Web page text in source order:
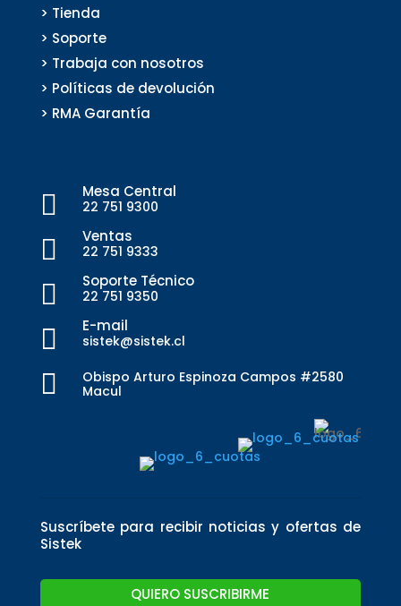
> Tienda
> Soporte
> Trabaja con nosotros
> Políticas de devolución
> RMA Garantía
 Mesa Central
22 751 9300
 Ventas
22 751 9333
 Soporte Técnico
22 751 9350
 E-mail
sistek@sistek.cl

Obispo Arturo Espinoza Campos #2580
Macul
Suscríbete para recibir noticias y ofertas de
Sistek
QUIERO SUSCRIBIRME